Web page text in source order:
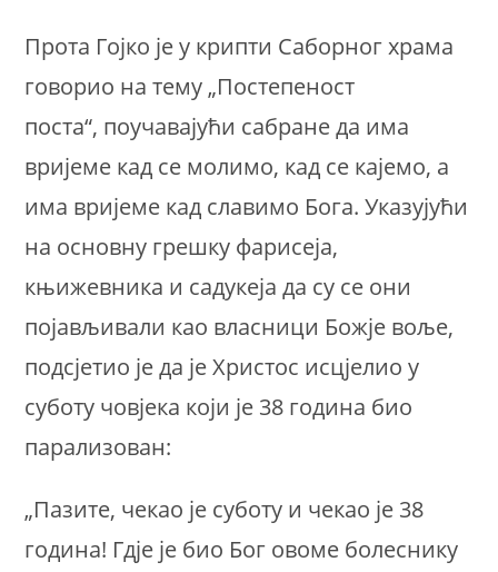
Прота Гојко је у крипти Саборног храма
говорио на тему „Постепеност
поста“, поучавајући сабране да има
вријеме кад се молимо, кад се кајемо, а
има вријеме кад славимо Бога. Указујући
на основну грешку фарисеја,
књижевника и садукеја да су се они
појављивали као власници Божје воље,
подсјетио је да је Христос исцјелио у
суботу човјека који је 38 година био
парализован:
„Пазите, чекао је суботу и чекао је 38
година! Гдје је био Бог овоме болеснику